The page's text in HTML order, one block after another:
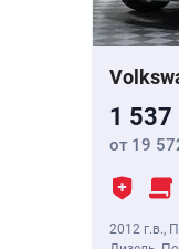
1 537
от 19
2012 г.в.,